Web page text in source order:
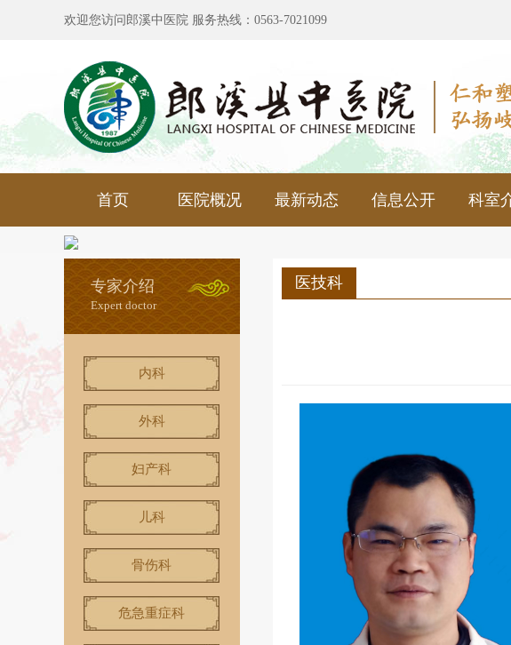
欢迎您访问郎溪中医院 服务热线：0563-7021099
首页 医院概况 最新动态 信息公开 科室
专家介绍
Expert doctor
内科
外科
妇产科
儿科
骨伤科
危急重症科
医技科